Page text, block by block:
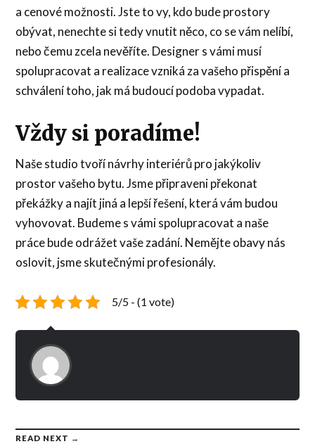
a cenové možnosti. Jste to vy, kdo bude prostory
obývat, nenechte si tedy vnutit něco, co se vám nelíbí,
nebo čemu zcela nevěříte. Designer s vámi musí
spolupracovat a realizace vzniká za vašeho přispění a
schválení toho, jak má budoucí podoba vypadat.
Vždy si poradíme!
Naše studio tvořínávrhy interiérůpro jakýkoliv
prostor vašeho bytu. Jsme připraveni překonat
překážky a najít jiná a lepší řešení, která vám budou
vyhovovat. Budeme s vámi spolupracovat a naše
práce bude odrážet vaše zadání. Nemějte obavy nás
oslovit, jsme skutečnými profesionály.
5/5 - (1 vote)
READ NEXT →